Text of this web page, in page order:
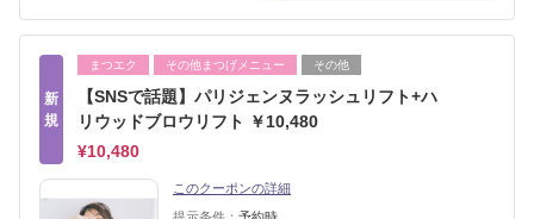
新
規
まつエク その他まつげメニュー その他
【SNSで話題】パリジェンヌラッシュリフト+ハ
リウッドブロウリフト ￥10,480
¥10,480
このクーポンの詳細